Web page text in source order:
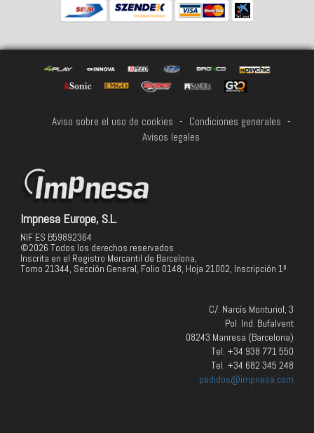
Aviso sobre el uso de cookies - Condiciones generales -
Avisos legales
Impnesa Europe, S.L.
NIF ES B59892364
©2026 Todos los derechos reservados
Inscrita en el Registro Mercantil de Barcelona,
Tomo 21344, Sección General, Folio 0148, Hoja 21002, Inscripción 1ª
C/. Narcís Monturiol, 3
Pol. Ind. Bufalvent
08243 Manresa (Barcelona)
Tel. +34 938 771 550
Tel. +34 682 345 248
pedidos@impnesa.com